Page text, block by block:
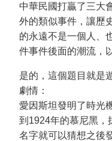
中華民國打贏了三大
外的類似事件，讓歷
的永遠不是一個人、
件事件後面的潮流，
是的，這個題目就是
劇情：
愛因斯坦發明了時光
到1924年的慕尼黑，
名字就可以猜想之後